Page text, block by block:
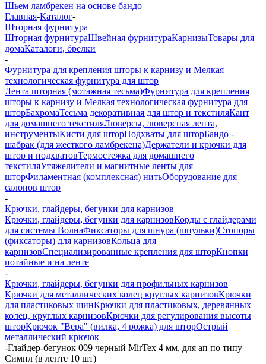
Шьем ламбрекен на основе бандо
Главная-Каталог-
Шторная фурнитура
Шторная фурнитураШвейная фурнитураКарнизыТовары для
домаКаталоги, брелки
-
Фурнитура для крепления шторы к карнизу и Мелкая
технологическая фурнитура для штор
Лента шторная (мотажная тесьма)Фурнитура для крепления
шторы к карнизу и Мелкая технологическая фурнитура для
шторБахромаТесьма декоративная для штор и текстиляКант
для домашнего текстиляЛюверсы, люверсная лента,
инструментыКисти для шторПодхваты для шторБандо -
шабрак (для жесткого ламбрекена)Держатели и крючки для
штор и подхватовТермостежка для домашнего
текстиляУтяжелители и магнитные ленты для
шторФиламентная (комплексная) нитьОборудование для
салонов штор
-
Крючки, глайдеры, бегунки для карнизов
Крючки, глайдеры, бегунки для карнизовКорды с глайдерами
для системы ВолнаФиксаторы для шнура (шпульки)Стопоры
(фиксаторы) для карнизовКольца для
карнизовСпециализированные крепления для шторКнопки
потайные и на ленте
-
Крючки, глайдеры, бегунки для профильных карнизов
Крючки для металлических колец круглых карнизовКрючки
для пластиковых шинКрючки для пластиковых, деревянных
колец, круглых карнизовКрючки для регулирования высоты
шторКрючок "Вера" (вилка, 4 рожка) для шторОстрый
металлический крючок
-Глайдер-бегунок 009 черный MirTex 4 мм, для ап по типу
Симпл (в ленте 10 шт)